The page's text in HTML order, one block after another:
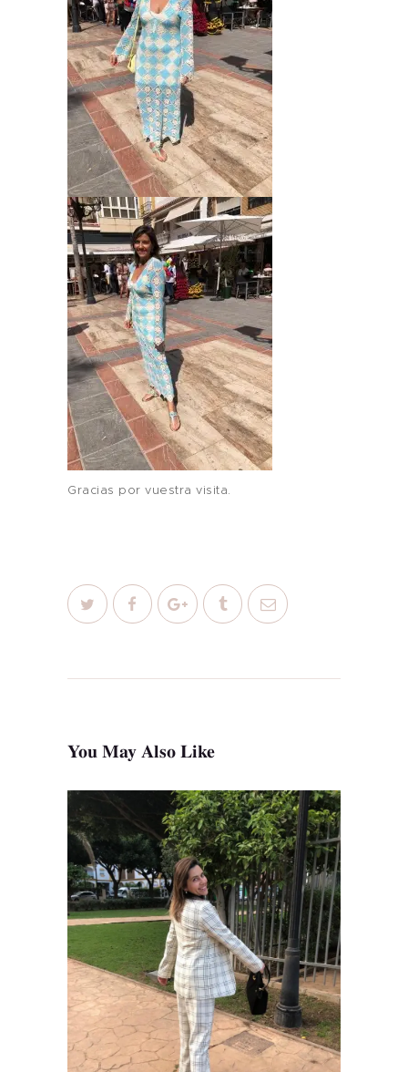
Inicio
Sobre mi
Contacto
Gracias por vuestra visita.
You May Also Like